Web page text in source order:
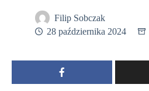
Filip Sobczak
28 października 2024